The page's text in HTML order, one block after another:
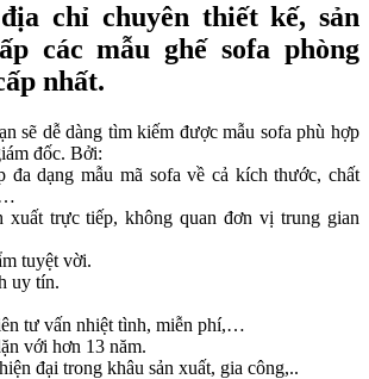
chỉ chuyên thiết kế, sản
các mẫu ghế sofa phòng
nhất.
sẽ dễ dàng tìm kiếm được mẫu sofa phù hợp
đốc. Bởi:
đa dạng mẫu mã sofa về cả kích thước, chất
xuất trực tiếp, không quan đơn vị trung gian
tuyệt vời.
uy tín.
tư vấn nhiệt tình, miễn phí,…
với hơn 13 năm.
đại trong khâu sản xuất, gia công,..